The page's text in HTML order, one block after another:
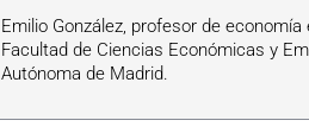
Emilio González, profesor de
Facultad de Ciencias Económicas y
Autónoma de Madrid.